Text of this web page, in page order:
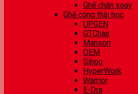
Ghế chân xoay
Ghế công thái học
UPGEN
GTChair
Manson
OEM
Sihoo
HyperWork
Warrior
E-Dra